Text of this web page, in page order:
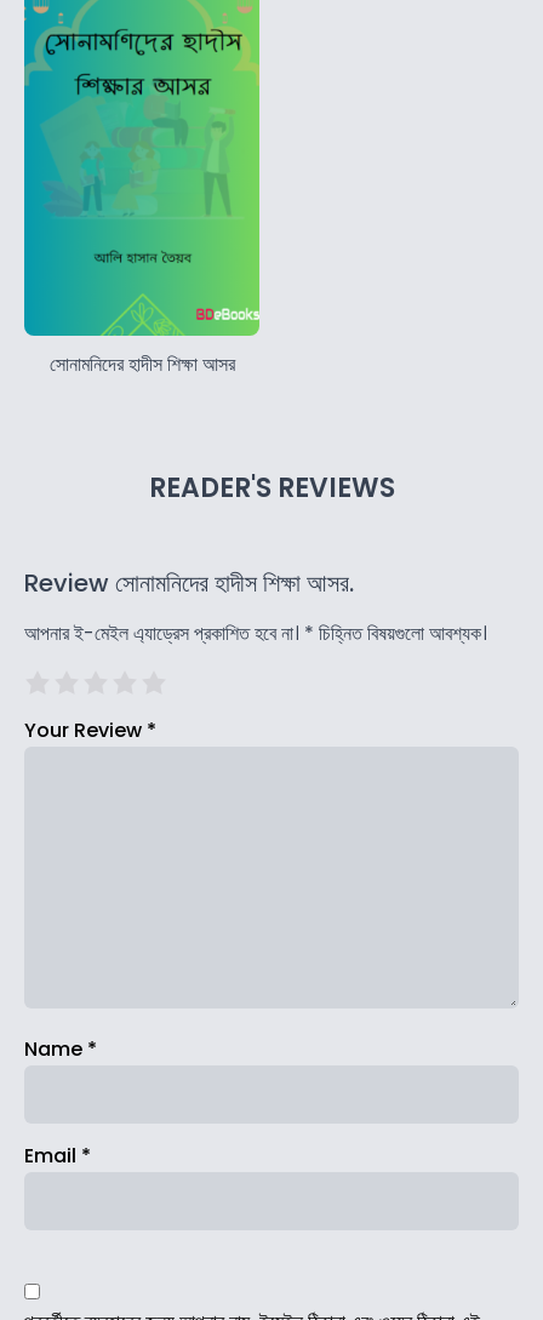
সোনামনিদের হাদীস শিক্ষা আসর
READER'S REVIEWS
Review সোনামনিদের হাদীস শিক্ষা আসর.
আপনার ই-মেইল এ্যাড্রেস প্রকাশিত হবে না। * চিহ্নিত বিষয়গুলো আবশ্যক।
Your Review *
Name *
Email *